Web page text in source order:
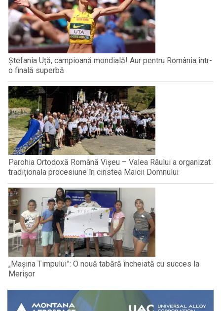
Ștefania Uță, campioană mondială! Aur pentru România într-
o finală superbă
Parohia Ortodoxă Română Vișeu – Valea Râului a organizat
tradiționala procesiune în cinstea Maicii Domnului
„Mașina Timpului”: O nouă tabără încheiată cu succes la
Merișor